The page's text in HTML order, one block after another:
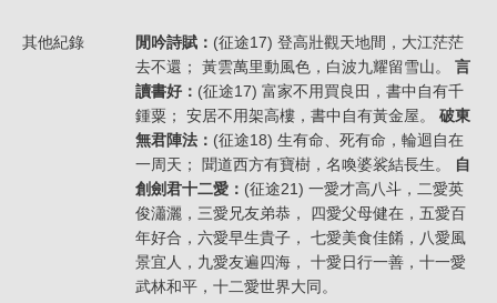
其他紀錄 閒吟詩賦： (征途17) 登高壯觀天地間，大江茫茫
去不還； 黃雲萬里動風色，白波九耀留雪山。 言
讀書好： (征途17) 富家不用買良田，書中自有千
鍾粟； 安居不用架高樓，書中自有黃金屋。 破東
無君陣法： (征途18) 生有命、死有命，輪迴自在
一周天； 聞道西方有寶樹，名喚婆裟結長生。
自
創劍君十二愛： (征途21) 一愛才高八斗，二愛英
俊瀟灑，三愛兄友弟恭， 四愛父母健在，五愛百
年好合，六愛早生貴子， 七愛美食佳餚，八愛風
景宜人，九愛友遍四海， 十愛日行一善，十一愛
武林和平，十二愛世界大同。